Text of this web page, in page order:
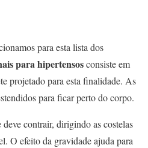
para esta lista dos
para hipertensosconsiste em
projetado para esta finalidade. As
para ficar perto do corpo.
contrair, dirigindo as costelas
O efeito da gravidade ajuda para